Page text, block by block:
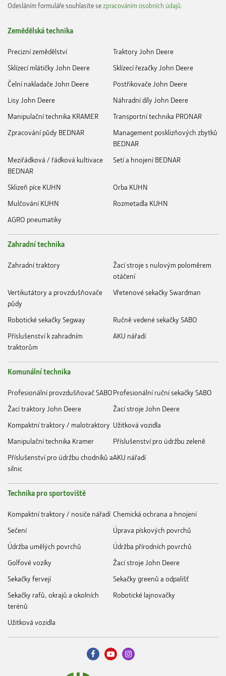
Odesláním formuláře souhlasíte sezpracováním osobních údajů
Zemědělská technika
Precizní zemědělství
Traktory John Deere
Sklízecí mlátičky John Deere
Sklízecí řezačky John Deere
Čelní nakladače John Deere
Postřikovače John Deere
Lisy John Deere
Náhradní díly John Deere
Manipulační technika KRAMER
Transportní technika PRONAR
Zpracování půdy BEDNAR
Management posklizňových zbytků
BEDNAR
Meziřádková / řádková kultivace
BEDNAR
Setí a hnojení BEDNAR
Sklizeň píce KUHN
Orba KUHN
Mulčování KUHN
Rozmetadla KUHN
AGRO pneumatiky
Zahradní technika
Zahradní traktory
Žací stroje s nulovým poloměrem
otáčení
Vertikutátory a provzdušňovače
půdy
Vřetenové sekačky Swardman
Robotické sekačky Segway
Ručně vedené sekačky SABO
Příslušenství k zahradním
traktorům
AKU nářadí
Komunální technika
Profesionální provzdušňovač SABOProfesionální ruční sekačky SABO
Žací traktory John Deere
Žací stroje John Deere
Kompaktní traktory / malotraktory Užitková vozidla
Manipulační technika Kramer
Příslušenství pro údržbu zeleně
Příslušenství pro údržbu chodníků a
silnic
AKU nářadí
Technika pro sportoviště
Kompaktní traktory / nosiče nářadí Chemická ochrana a hnojení
Sečení
Úprava pískových povrchů
Údržba umělých povrchů
Údržba přírodních povrchů
Golfové vozíky
Žací stroje John Deere
Sekačky fervejí
Sekačky greenů a odpališť
Sekačky rafů, okrajů a okolních
terénů
Robotické lajnovačky
Užitková vozidla